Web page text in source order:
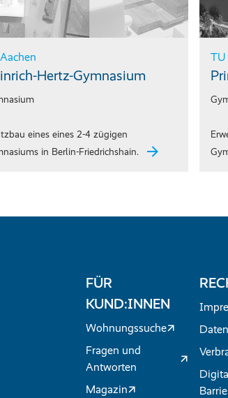
Hertz-Gymnasium
eines eines 2-4 zügigen
in Berlin-Friedrichshain.
TU
FÜR
KUND:INNEN
Wohnungssuche
Fragen und
Antworten
Magazin